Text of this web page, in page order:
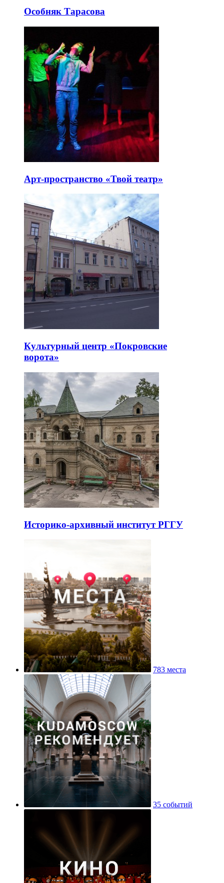
Особняк Тарасова
Арт-пространство «Твой театр»
Культурный центр «Покровские
ворота»
Историко-архивный институт РГГУ
783 места
35 событий